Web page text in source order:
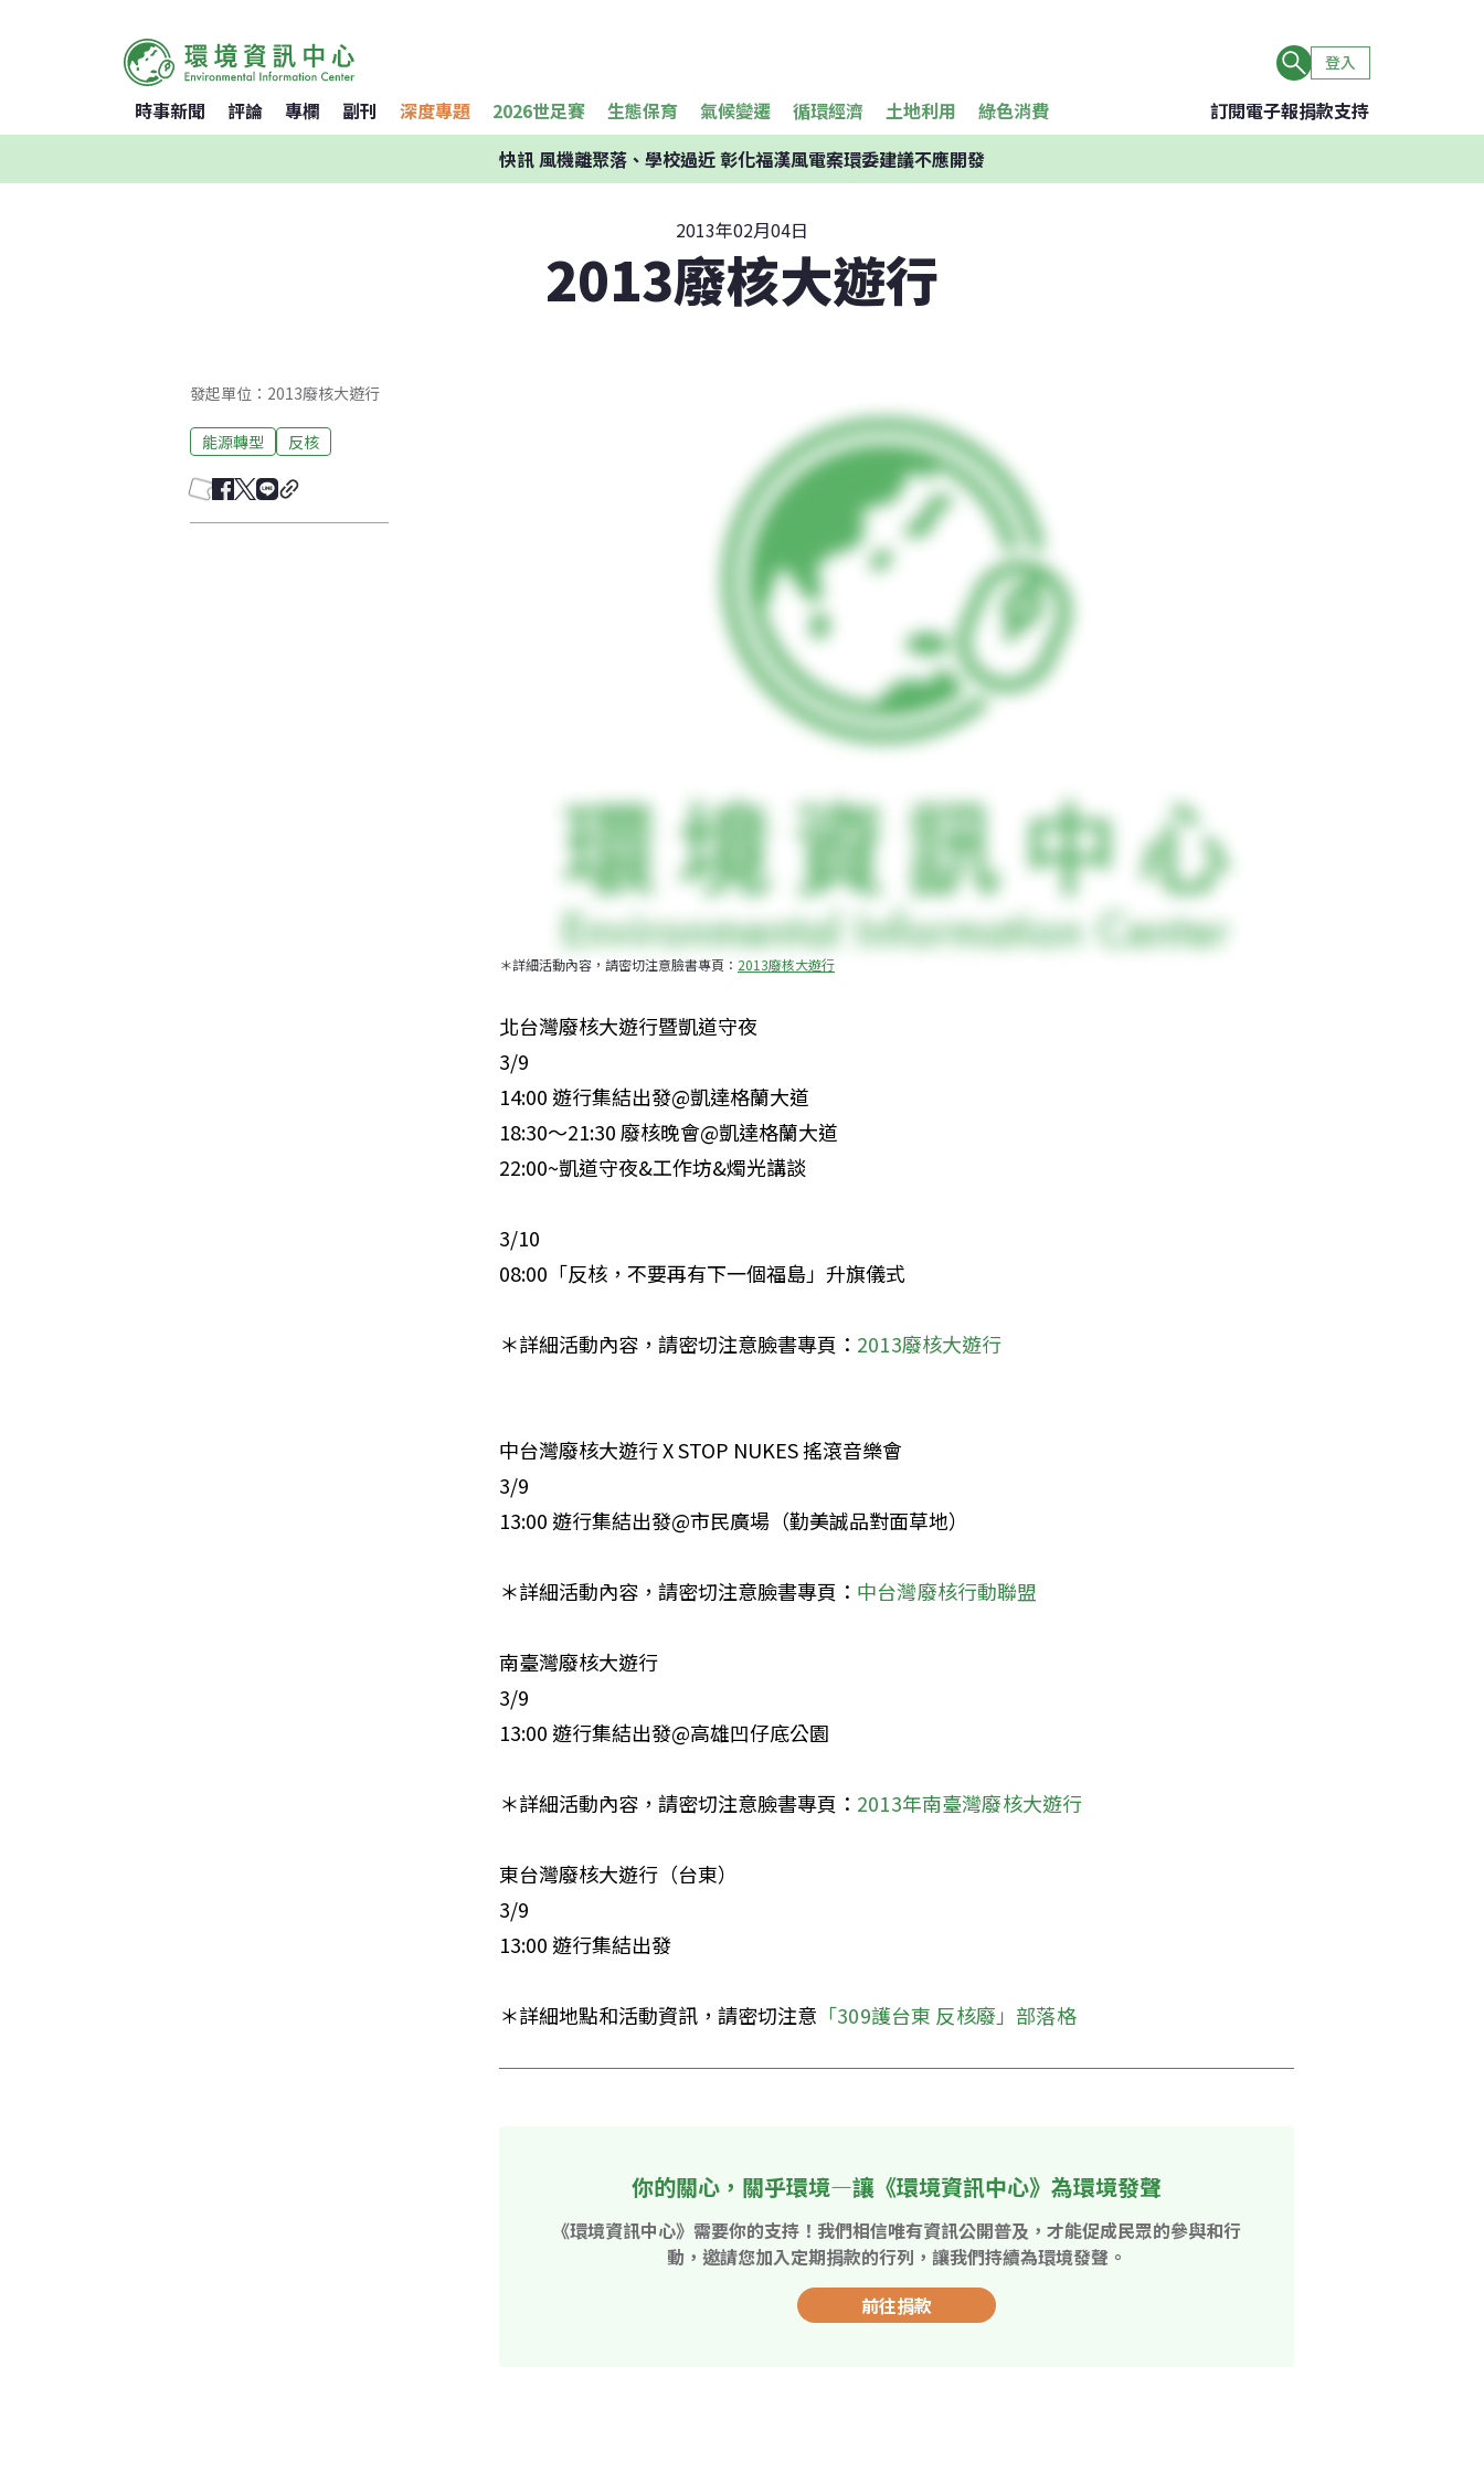
登入
時事新聞 評論 專欄 副刊 深度專題 2026世足賽 生態保育 氣候變遷 循環經濟 土地利用 綠色消費 訂閱電子報捐款支持
快訊風機離聚落、學校過近 彰化福漢風電案環委建議不應開發
2013年02月04日
2013廢核大遊行
發起單位：2013廢核大遊行
能源轉型 反核
＊詳細活動內容，請密切注意臉書專頁： 2013廢核大遊行
北台灣廢核大遊行暨凱道守夜
3/9
14:00 遊行集結出發@凱達格蘭大道
18:30～21:30 廢核晚會@凱達格蘭大道
22:00~凱道守夜&工作坊&燭光講談
3/10
08:00「反核，不要再有下一個福島」升旗儀式
＊詳細活動內容，請密切注意臉書專頁： 2013廢核大遊行
中台灣廢核大遊行 X STOP NUKES 搖滾音樂會
3/9
13:00 遊行集結出發@市民廣場（勤美誠品對面草地）
＊詳細活動內容，請密切注意臉書專頁： 中台灣廢核行動聯盟
南臺灣廢核大遊行
3/9
13:00 遊行集結出發@高雄凹仔底公園
＊詳細活動內容，請密切注意臉書專頁： 2013年南臺灣廢核大遊行
東台灣廢核大遊行（台東）
3/9
13:00 遊行集結出發
＊詳細地點和活動資訊，請密切注意 「309護台東 反核廢」部落格
你的關心，關乎環境—讓《環境資訊中心》為環境發聲
《環境資訊中心》需要你的支持！我們相信唯有資訊公開普及，才能促成民眾的參與和行
動，邀請您加入定期捐款的行列，讓我們持續為環境發聲。
前往捐款